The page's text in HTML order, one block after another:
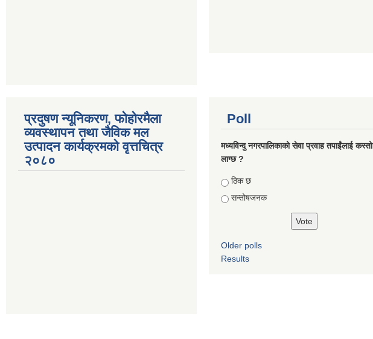
प्रदुषण न्यूनिकरण, फोहोरमैला
व्यवस्थापन तथा जैविक मल
उत्पादन कार्यक्रमको वृत्तचित्र
२०८०
Poll
मध्यविन्दु नगरपालिकाको सेवा प्रवाह तपाईंलाई कस्तो
लाग्छ ?
Choices
ठिक छ
सन्तोषजनक
Older polls
Results